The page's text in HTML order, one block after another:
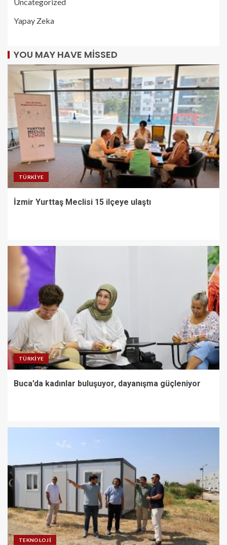
Yapay Zeka
YOU MAY HAVE MISSED
TÜRKIYE
İzmir Yurttaş Meclisi 15 ilçeye ulaştı
TÜRKIYE
Buca’da kadınlar buluşuyor, dayanışma güçleniyor
TEKNOLOJI